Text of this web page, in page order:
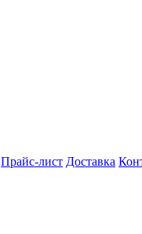
Прайс-лист Доставка